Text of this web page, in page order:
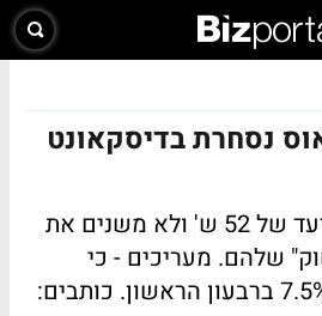
נסחרת בדיסקאונט
נותנים למניה מחיר יעד של 52 ש' ולא משנים את
שלהם. מעריכים - כי
תרשום צמיחה של 7.5% ברבעון הראשון. כותבים: